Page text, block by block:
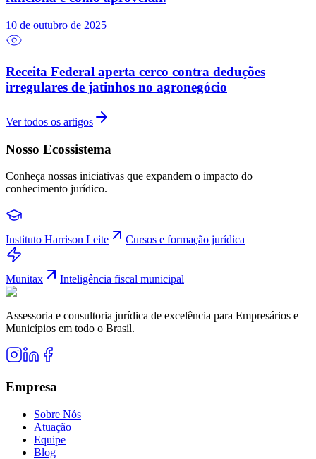
10 de outubro de 2025
Receita Federal aperta cerco contra deduções
irregulares de jatinhos no agronegócio
Ver todos os artigos
Nosso Ecossistema
Conheça nossas iniciativas que expandem o impacto do
conhecimento jurídico.
Instituto Harrison Leite Cursos e formação jurídica
Munitax Inteligência fiscal municipal
Assessoria e consultoria jurídica de excelência para Empresários e
Municípios em todo o Brasil.
Empresa
Sobre Nós
Atuação
Equipe
Blog